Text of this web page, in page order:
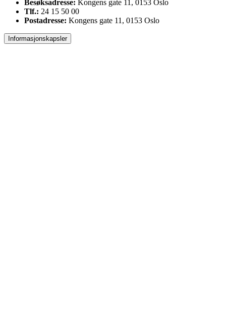
Besøksadresse: Kongens gate 11, 0153 Oslo
Tlf.: 24 15 50 00
Postadresse: Kongens gate 11, 0153 Oslo
Informasjonskapsler